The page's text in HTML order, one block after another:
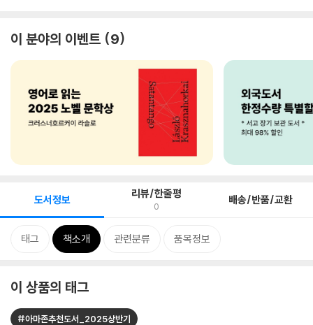
이 분야의 이벤트 9
도서정보 리뷰/한줄평
0 배송/반품/교환
태그 책소개 관련분류 품목정보
이 상품의 태그
#아마존추천도서_2025상반기